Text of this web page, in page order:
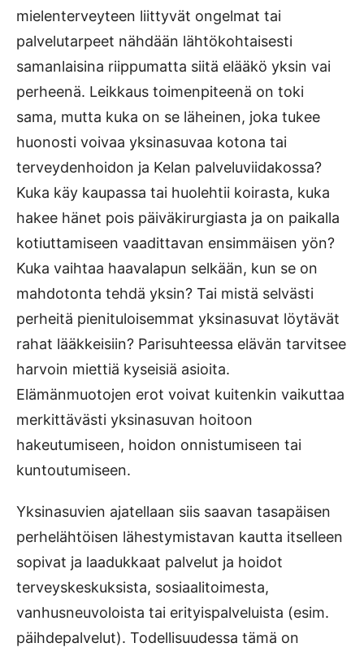
mielenterveyteen liittyvät ongelmat tai
palvelutarpeet nähdään lähtökohtaisesti
samanlaisina riippumatta siitä elääkö yksin vai
perheenä. Leikkaus toimenpiteenä on toki
sama, mutta kuka on se läheinen, joka tukee
huonosti voivaa yksinasuvaa kotona tai
terveydenhoidon ja Kelan palveluviidakossa?
Kuka käy kaupassa tai huolehtii koirasta, kuka
hakee hänet pois päiväkirurgiasta ja on paikalla
kotiuttamiseen vaadittavan ensimmäisen yön?
Kuka vaihtaa haavalapun selkään, kun se on
mahdotonta tehdä yksin? Tai mistä selvästi
perheitä pienituloisemmat yksinasuvat löytävät
rahat lääkkeisiin? Parisuhteessa elävän tarvitsee
harvoin miettiä kyseisiä asioita.
Elämänmuotojen erot voivat kuitenkin vaikuttaa
merkittävästi yksinasuvan hoitoon
hakeutumiseen, hoidon onnistumiseen tai
kuntoutumiseen.
Yksinasuvien ajatellaan siis saavan tasapäisen
perhelähtöisen lähestymistavan kautta itselleen
sopivat ja laadukkaat palvelut ja hoidot
terveyskeskuksista, sosiaalitoimesta,
vanhusneuvoloista tai erityispalveluista (esim.
päihdepalvelut). Todellisuudessa tämä on